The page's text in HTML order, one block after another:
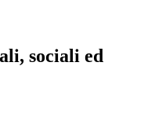
sociali ed